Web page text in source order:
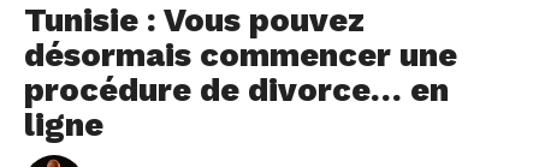
Tunisie : Vous pouvez
désormais commencer une
procédure de divorce… en
ligne